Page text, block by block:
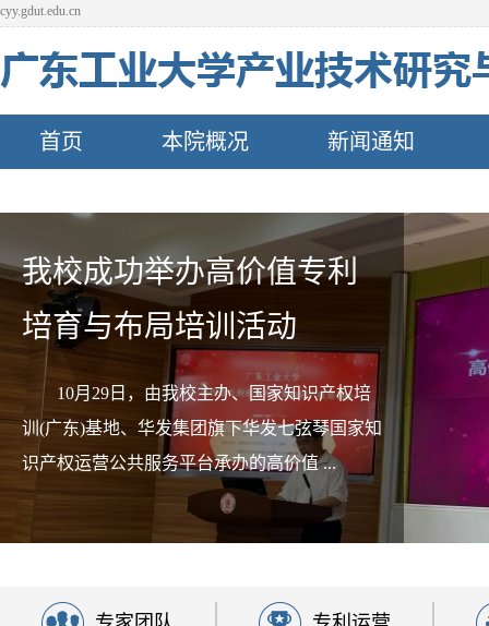
cyy.gdut.edu.cn
首页 本院概况 新闻通知
我校成功举办高价值专利
培育与布局培训活动
10月29日，由我校主办、国家知识产权培
训(广东)基地、华发集团旗下华发七弦琴国家知
识产权运营公共服务平台承办的高价值 ...